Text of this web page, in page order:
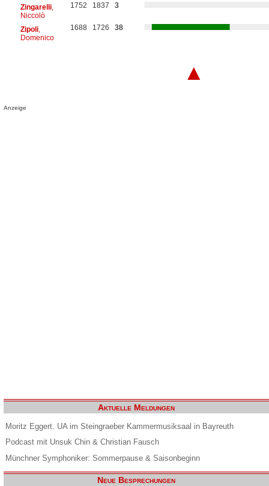
Zingarelli,
Niccolò
1752 1837 3
Zipoli,
Domenico
1688 1726 38
▲
Anzeige
Aktuelle Meldungen
Moritz Eggert. UA im Steingraeber Kammermusiksaal in Bayreuth
Podcast mit Unsuk Chin & Christian Fausch
Münchner Symphoniker: Sommerpause & Saisonbeginn
Neue Besprechungen